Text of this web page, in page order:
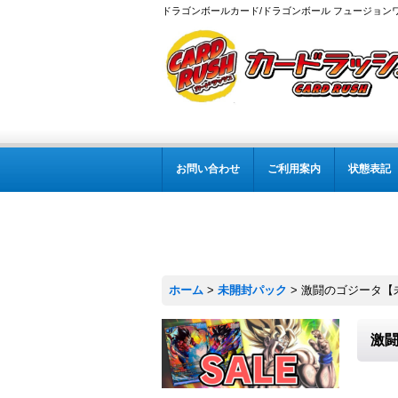
ドラゴンボールカード/ドラゴンボール フュージョン
お問い合わせ ご利用案内 状態表記
ホーム > 未開封パック > 激闘のゴジータ【
激